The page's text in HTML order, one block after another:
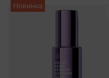
Новинка